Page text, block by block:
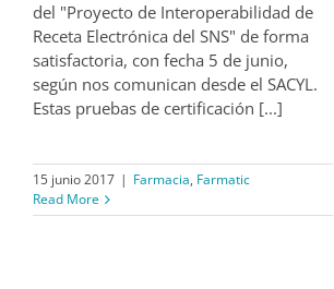
del "Proyecto de Interoperabilidad de
Receta Electrónica del SNS" de forma
satisfactoria, con fecha 5 de junio,
según nos comunican desde el SACYL.
Estas pruebas de certificación [...]
15 junio 2017 | Farmacia, Farmatic
Read More